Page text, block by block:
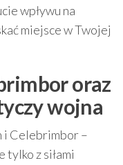
wpływu na
miejsce w Twojej
oraz
wojna
i Celebrimbor –
z siłami